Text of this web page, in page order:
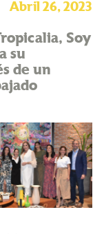
Abril 26, 2023
Soy
su
de un